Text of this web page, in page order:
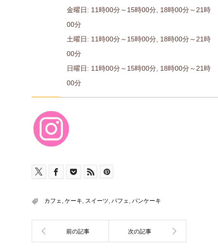
金曜日: 11時00分～15時00分, 18時00分～21時
00分
土曜日: 11時00分～15時00分, 18時00分～21時
00分
日曜日: 11時00分～15時00分, 18時00分～21時
00分
カフェ ケーキ スイーツ パフェ パンケーキ